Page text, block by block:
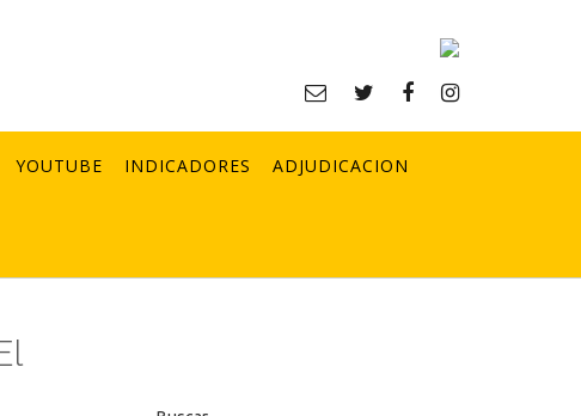
YOUTUBE INDICADORES ADJUDICACION